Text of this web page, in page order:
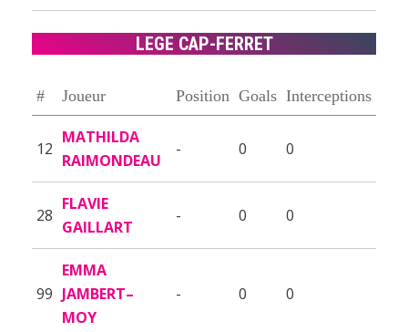
LEGE CAP-FERRET
# Joueur Position Goals Interceptions
12
MATHILDA
RAIMONDEAU
- 0 0
28
FLAVIE
GAILLART
- 0 0
99
EMMA
JAMBERT–
MOY
- 0 0